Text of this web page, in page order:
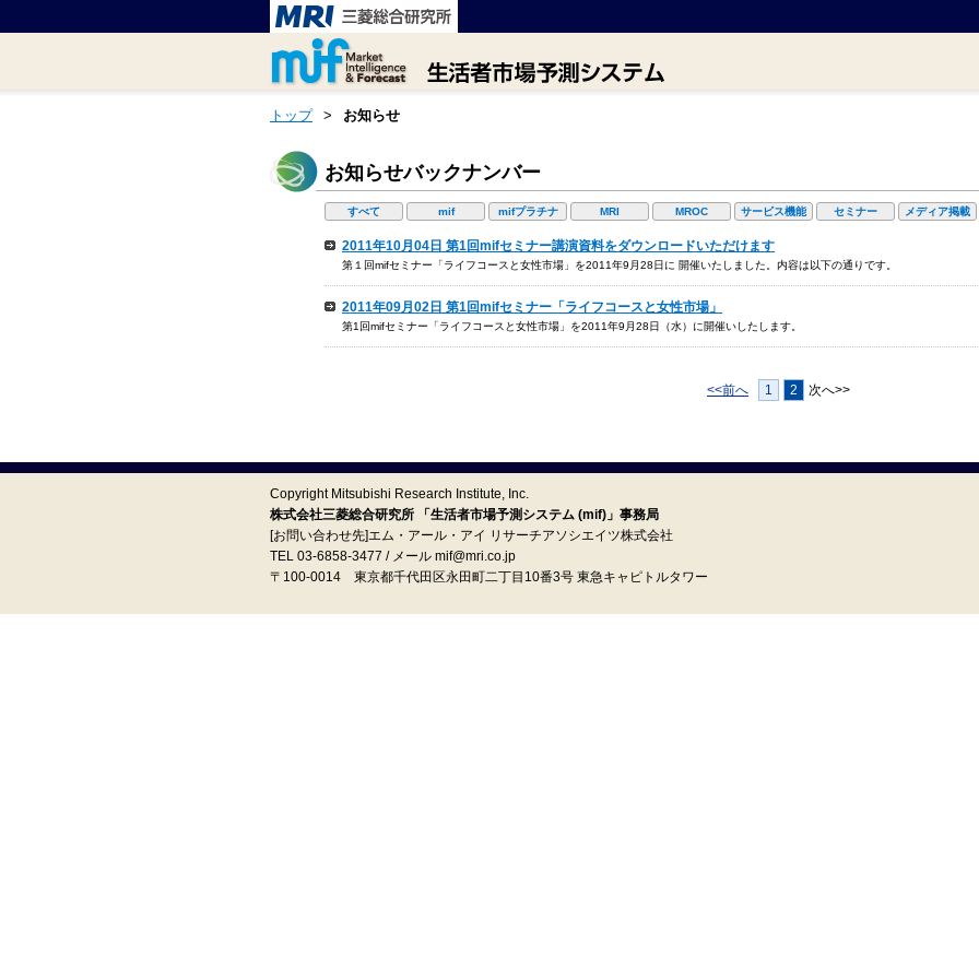
トップ > お知らせ
お知らせバックナンバー
すべて mif mifプラチナ MRI MROC サービス機能 セミナー メディア掲載
2011年10月04日 第1回mifセミナー講演資料をダウンロードいただけます
第１回mifセミナー「ライフコースと女性市場」を2011年9月28日に 開催いたしました。内容は以下の通りです。
2011年09月02日 第1回mifセミナー「ライフコースと女性市場」
第1回mifセミナー「ライフコースと女性市場」を2011年9月28日（水）に開催いしたします。
<<前へ 1 2 次へ>>
Copyright Mitsubishi Research Institute, Inc.
株式会社三菱総合研究所 「生活者市場予測システム (mif)」事務局
[お問い合わせ先]エム・アール・アイ リサーチアソシエイツ株式会社
TEL 03-6858-3477 / メール mif@mri.co.jp
〒100‐0014 東京都千代田区永田町二丁目10番3号 東急キャピトルタワー